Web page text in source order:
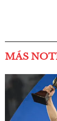
MÁS